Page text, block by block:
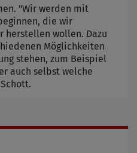
"Wir werden mit
die wir
herstellen wollen. Dazu
Möglichkeiten
stehen, zum Beispiel
auch selbst welche